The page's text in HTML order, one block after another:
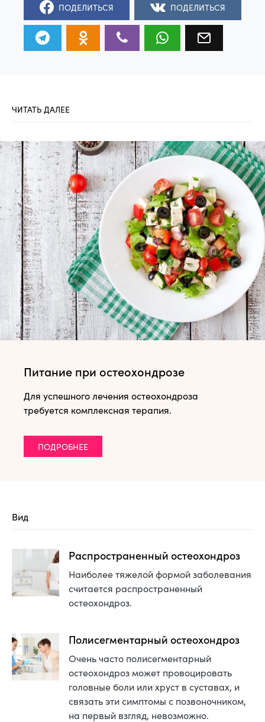
ПОДЕЛИТЬСЯ ПОДЕЛИТЬСЯ
ЧИТАТЬ ДАЛЕЕ
Питание при остеохондрозе
Для успешного лечения остеохондроза
требуется комплексная терапия.
ПОДРОБНЕЕ
Вид
Распространенный остеохондроз
Наиболее тяжелой формой заболевания
считается распространенный
остеохондроз.
Полисегментарный остеохондроз
Очень часто полисегментарный
остеохондроз может провоцировать
головные боли или хруст в суставах, и
связать эти симптомы с позвоночником,
на первый взгляд, невозможно.